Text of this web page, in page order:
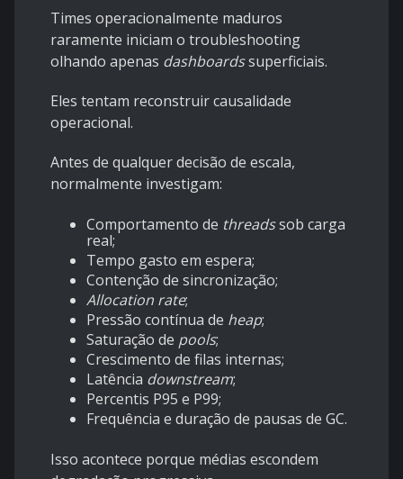
Times operacionalmente maduros
raramente iniciam o troubleshooting
olhando apenas dashboardssuperficiais.
Eles tentam reconstruir causalidade
operacional.
Antes de qualquer decisão de escala,
normalmente investigam:
Comportamento de threadssob carga
real;
Tempo gasto em espera;
Contenção de sincronização;
Allocation rate;
Pressão contínua de heap;
Saturação de pools;
Crescimento de filas internas;
Latência downstream;
Percentis P95 e P99;
Frequência e duração de pausas de GC.
Isso acontece porque médias escondem